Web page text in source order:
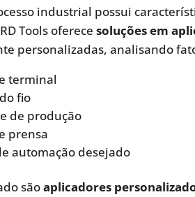
industrial possui
Tools oferecesoluções em
personalizadas, analisando
terminal
fio
de produção
prensa
automação desejado
sãoaplicadores